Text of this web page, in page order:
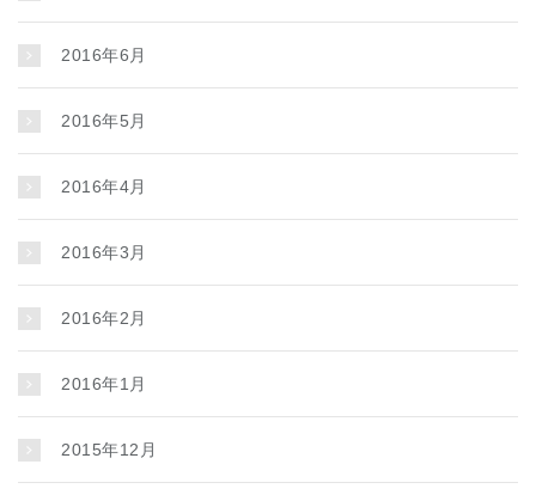
2016年6月
2016年5月
2016年4月
2016年3月
2016年2月
2016年1月
2015年12月